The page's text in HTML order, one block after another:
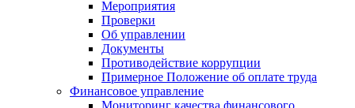
Мероприятия
Проверки
Об управлении
Документы
Противодействие коррупции
Примерное Положение об оплате труда
Финансовое управление
Мониторинг качества финансового